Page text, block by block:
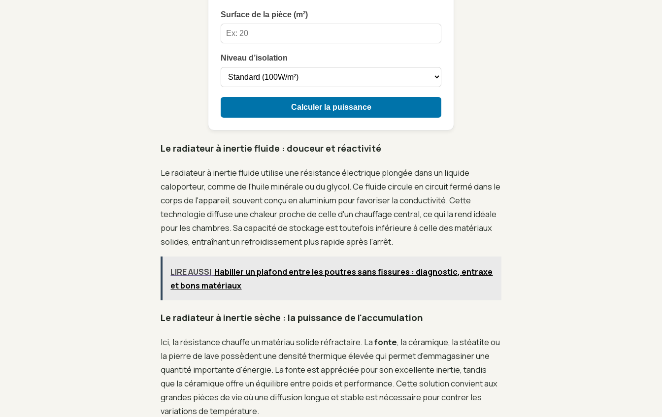
Surface de la pièce (m²)
Niveau d’isolation
Calculer la puissance
Le radiateur à inertie fluide : douceur et réactivité
Le radiateur à inertie fluide utilise une résistance électrique plongée dans un liquide
caloporteur, comme de l'huile minérale ou du glycol. Ce fluide circule en circuit fermé dans le
corps de l'appareil, souvent conçu en aluminium pour favoriser la conductivité. Cette
technologie diffuse une chaleur proche de celle d'un chauffage central, ce qui la rend idéale
pour les chambres. Sa capacité de stockage est toutefois inférieure à celle des matériaux
solides, entraînant un refroidissement plus rapide après l'arrêt.
LIRE AUSSI Habiller un plafond entre les poutres sans fissures : diagnostic, entraxe
et bons matériaux
Le radiateur à inertie sèche : la puissance de l'accumulation
Ici, la résistance chauffe un matériau solide réfractaire. Lafonte, la céramique, la stéatite ou
la pierre de lave possèdent une densité thermique élevée qui permet d'emmagasiner une
quantité importante d'énergie. La fonte est appréciée pour son excellente inertie, tandis
que la céramique offre un équilibre entre poids et performance. Cette solution convient aux
grandes pièces de vie où une diffusion longue et stable est nécessaire pour contrer les
variations de température.